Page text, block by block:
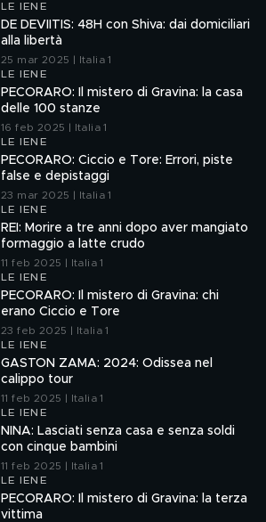
LE IENE
DE DEVIITIS: 48H con Shiva: dai domiciliari
alla libertà
25 mar 2025 | Italia 1
LE IENE
PECORARO: Il mistero di Gravina: la casa
delle 100 stanze
16 feb 2025 | Italia 1
LE IENE
PECORARO: Ciccio e Tore: Errori, piste
false e depistaggi
23 mar 2025 | Italia 1
LE IENE
REI: Morire a tre anni dopo aver mangiato
formaggio a latte crudo
11 feb 2025 | Italia 1
LE IENE
PECORARO: Il mistero di Gravina: chi
erano Ciccio e Tore
23 feb 2025 | Italia 1
LE IENE
GASTON ZAMA: 2024: Odissea nel
calippo tour
11 feb 2025 | Italia 1
LE IENE
NINA: Lasciati senza casa e senza soldi
con cinque bambini
11 feb 2025 | Italia 1
LE IENE
PECORARO: Il mistero di Gravina: la terza
vittima